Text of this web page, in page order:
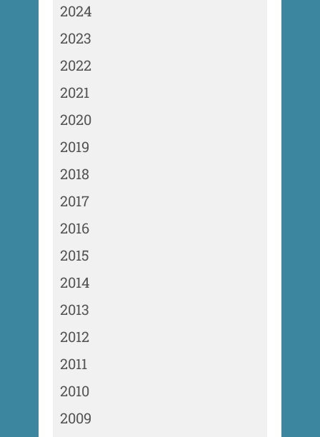
2024
2023
2022
2021
2020
2019
2018
2017
2016
2015
2014
2013
2012
2011
2010
2009